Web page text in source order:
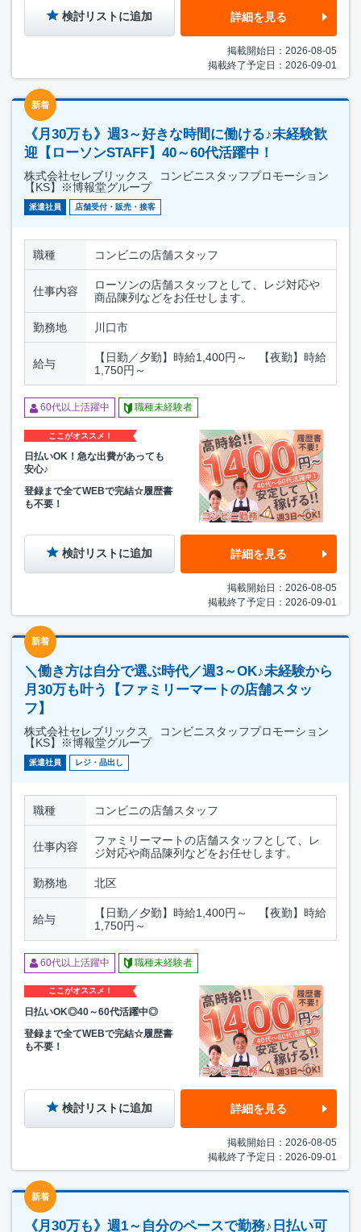
検討リストに追加 詳細を見る
掲載開始日：2026-08-05
掲載終了予定日：2026-09-01
新着
《月30万も》週3～好きな時間に働ける♪未経験歓
迎【ローソンSTAFF】40～60代活躍中！
株式会社セレブリックス コンビニスタッフプロモーション
【KS】※博報堂グループ
派遣社員 店舗受付・販売・接客
職種 コンビニの店舗スタッフ
仕事内容
ローソンの店舗スタッフとして、レジ対応や
商品陳列などをお任せします。
勤務地 川口市
給与
【日勤／夕勤】時給1,400円～ 【夜勤】時給
1,750円～
60代以上活躍中 職種未経験者
ここがオススメ！
日払いOK！急な出費があっても
安心♪
登録まで全てWEBで完結☆履歴書
も不要！
検討リストに追加 詳細を見る
掲載開始日：2026-08-05
掲載終了予定日：2026-09-01
新着
＼働き方は自分で選ぶ時代／週3～OK♪未経験から
月30万も叶う【ファミリーマートの店舗スタッ
フ】
株式会社セレブリックス コンビニスタッフプロモーション
【KS】※博報堂グループ
派遣社員 レジ・品出し
職種 コンビニの店舗スタッフ
仕事内容
ファミリーマートの店舗スタッフとして、レ
ジ対応や商品陳列などをお任せします。
勤務地 北区
給与
【日勤／夕勤】時給1,400円～ 【夜勤】時給
1,750円～
60代以上活躍中 職種未経験者
ここがオススメ！
日払いOK◎40～60代活躍中◎
登録まで全てWEBで完結☆履歴書
も不要！
検討リストに追加 詳細を見る
掲載開始日：2026-08-05
掲載終了予定日：2026-09-01
新着
《月30万も》週1～自分のペースで勤務♪日払い可